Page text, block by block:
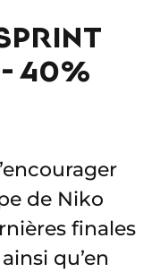
- 40%
de Niko
finales
qu’en